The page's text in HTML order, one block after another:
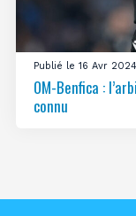
Publié le 16 Avr
OM-Benfica :
connu